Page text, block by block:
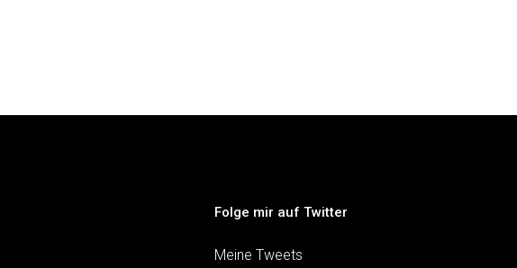
Folge mir auf Twitter
Meine Tweets